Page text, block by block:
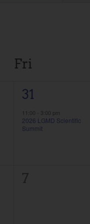
Fri
1
мероприятие,
31
11:00 3:00 pm
2026 LGMD Scientific
Summit
0
7